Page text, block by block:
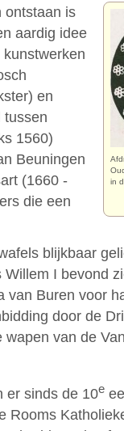
in
ontstaan is
aardig idee
en
tussen
1560)
Beuningen
(1660 -
die een
blijkbaar
I bevond
van Buren voor
door de
van de
er sinds de 10e
Rooms